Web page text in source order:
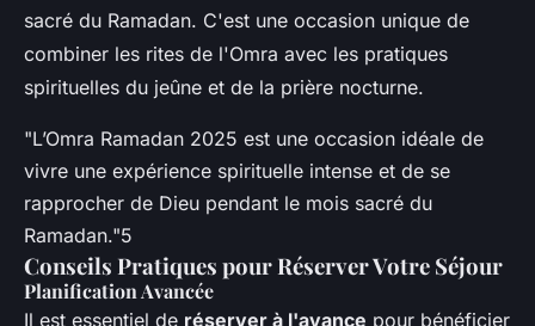
sacré du Ramadan. C'est une occasion unique de
combiner les rites de l'Omra avec les pratiques
spirituelles du jeûne et de la prière nocturne.
"L’Omra Ramadan 2025 est une occasion idéale de
vivre une expérience spirituelle intense et de se
rapprocher de Dieu pendant le mois sacré du
Ramadan."5
Conseils Pratiques pour Réserver Votre Séjour
Planification Avancée
Il est essentiel de réserver à l'avance pour bénéficier